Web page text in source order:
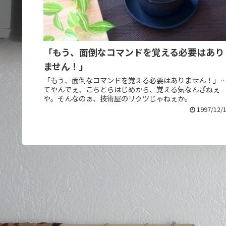
「もう、面倒なコマンドを覚える必要はあり
ません！」
「もう、面倒なコマンドを覚える必要はありません！」
てやんでぇ、こちとらはじめから、覚える気なんざねぇ
や。そんなのぁ、技術屋のリクツじゃねぇか。
1997/12/